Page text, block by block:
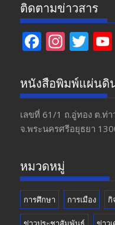
ติดตามข่าวสาร
F
e
b
o
o
In
a
gr
a
m
T
itt
er
หนังสือพิมพ์แผ่นดิ
เลขที่ 61/1 ถ.อู่ทอง​ ต.​ท่
จ.พระนครศรีอยุธยา
หมวดหมู่
การศึกษา การเมือง กิ